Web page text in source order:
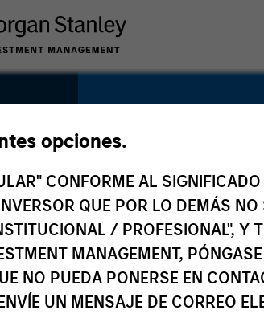
opciones.
CONFORME AL
QUE POR LO DEMÁS
/ PROFESIONAL", Y
MANAGEMENT,
NO PUEDA PONERSE EN
UN MENSAJE DE CORREO
SECTOR
Consumer Services
United States